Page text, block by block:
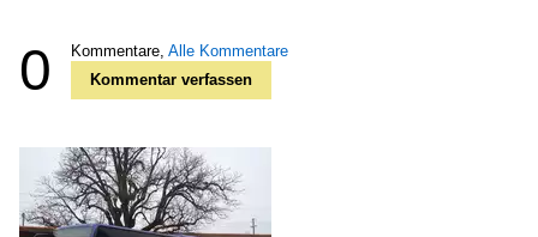
0 Kommentare, Alle Kommentare
Kommentar verfassen